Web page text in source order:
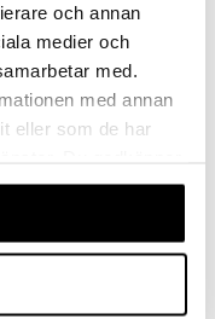
och annan
medier och
med.
med annan
eller som de har
av vår webbplats.
Tea Coconut Breeze
Cream
ARDEN
Vartalovoide, jossa on raikas trooppinen tuoksu Elizabeth Ardenilta.
€ (40,95 €)